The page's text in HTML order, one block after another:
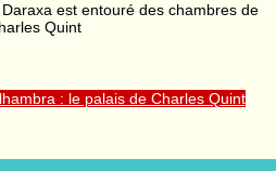
est entouré des chambres de
Quint
: le palais de Charles Quint